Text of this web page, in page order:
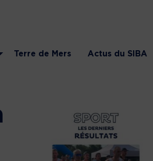
Terre de Mers Actus du SIBA